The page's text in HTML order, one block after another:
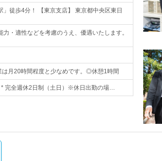
徒歩4分！ 【東京支店】 東京都中央区東日
・適性などを考慮のうえ、優遇いたします。
月20時間程度と少なめです。◎休憩1時間
完全週休2日制（土日）※休日出勤の場…